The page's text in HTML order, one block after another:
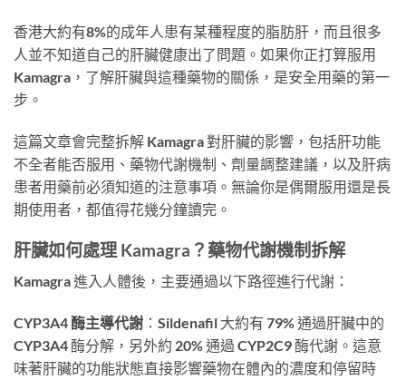
香港大約有8%的成年人患有某種程度的脂肪肝，而且很多
人並不知道自己的肝臟健康出了問題。如果你正打算服用
Kamagra，了解肝臟與這種藥物的關係，是安全用藥的第一
步。
這篇文章會完整拆解 Kamagra 對肝臟的影響，包括肝功能
不全者能否服用、藥物代謝機制、劑量調整建議，以及肝病
患者用藥前必須知道的注意事項。無論你是偶爾服用還是長
期使用者，都值得花幾分鐘讀完。
肝臟如何處理 Kamagra？藥物代謝機制拆解
Kamagra 進入人體後，主要通過以下路徑進行代謝：
CYP3A4 酶主導代謝 ：Sildenafil 大約有 79% 通過肝臟中的
CYP3A4 酶分解，另外約 20% 通過 CYP2C9 酶代謝。這意
味著肝臟的功能狀態直接影響藥物在體內的濃度和停留時